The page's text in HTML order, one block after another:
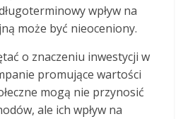
wpływ na
może być nieoceniony.
o znaczeniu inwestycji w
promujące wartości
mogą nie przynosić
ale ich wpływ na